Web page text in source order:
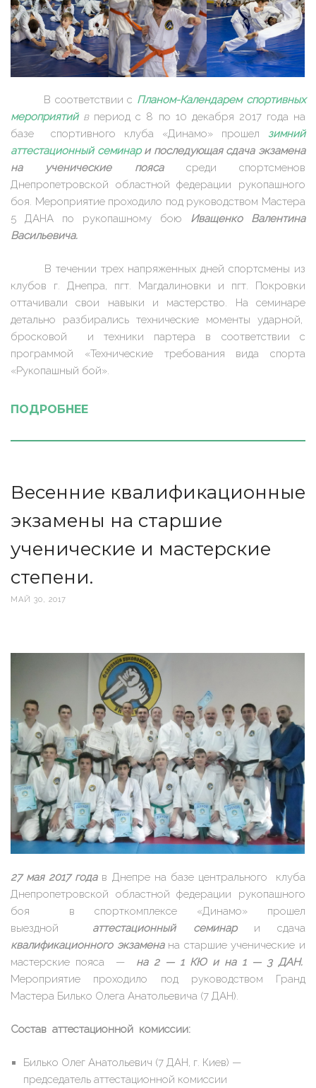
В соответствии с Планом-Календарем спортивных
мероприятийвпериод с 8 по 10 декабря 2017 года на
базе спортивного клуба «Динамо» прошел зимний
аттестационный семинари последующая сдача экзамена
на ученические поясасреди спортсменов
Днепропетровской областной федерации рукопашного
боя. Мероприятие проходило под руководством Мастера
5 ДАНА по рукопашному бою Иващенко Валентина
Васильевича.
В течении трех напряженных дней спортсмены из
клубов г. Днепра, пгт. Магдалиновки и пгт. Покровки
оттачивали свои навыки и мастерство. На семинаре
детально разбирались технические моменты ударной,
бросковой и техники партера в соответствии с
программой «Технические требования вида спорта
«Рукопашный бой».
ПОДРОБНЕЕ
Весенние квалификационные
экзамены на старшие
ученические и мастерские
степени.
МАЙ 30, 2017
27 мая 2017 года в Днепре на базе центрального клуба
Днепропетровской областной федерации рукопашного
боя в спорткомплексе «Динамо» прошел
выездной
аттестационный семинари сдача
квалификационного экзаменана старшие ученические и
мастерские пояса — на 2 — 1 КЮ и на 1 — 3 ДАН.
Мероприятие проходило под руководством Гранд
Мастера Билько Олега Анатольевича (7 ДАН).
Состав аттестационной комиссии:
Билько Олег Анатольевич (7 ДАН, г. Киев) —
председатель аттестационной комиссии